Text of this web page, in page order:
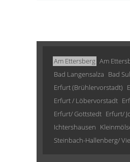
Am Ettersberg Am
Bad Langensalza Bad
Erfurt (Brühlervorstadt)
Erfurt / Löbervorstadt
Erfurt/ Gottstedt Erfurt/
Ichtershausen
Steinbach-Hallenberg/